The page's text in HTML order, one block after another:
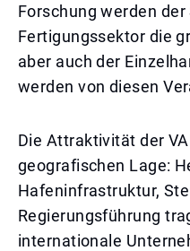
Forschung werden
Fertigungssektor die
aber auch der
werden von diesen
Die Attraktivität der
geografischen Lage:
Hafeninfrastruktur,
Regierungsführung
internationale